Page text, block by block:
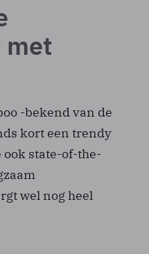
met
-bekend van de
kort een trendy
state-of-the-
wel nog heel